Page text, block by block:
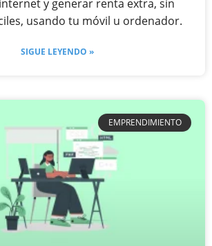
y generar renta extra, sin
usando tu móvil u ordenador.
SIGUE LEYENDO »
EMPRENDIMIENTO